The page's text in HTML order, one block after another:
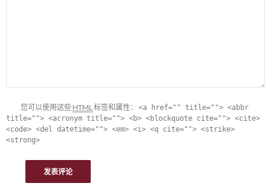
您可以使用这些 HTML标签和属性： <a href="" title=""> <abbr
title=""> <acronym title=""> <b> <blockquote cite=""> <cite>
<code> <del datetime=""> <em> <i> <q cite=""> <strike>
<strong>